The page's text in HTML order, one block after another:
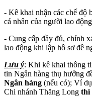
- Kê khai nhận các chế độ
cá nhân của người lao
- Cung cấp đầy đủ, chính
lao động khi lập hồ sơ đề
Lưu ý: Khi kê khai thông
tin Ngân hàng thụ hưởng
Ngân hàng (nếu có); Ví
Chi nhánh Thăng Long thì